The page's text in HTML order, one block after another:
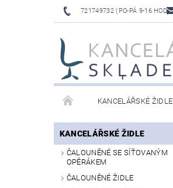
721749732 (PO-PÁ 9-16 HOD)
KANCELÁŘSKÉ ŽIDLE
LAVICE DO ČEKÁREN
KANCELÁŘSKÉ ŽIDLE
ČALOUNĚNÉ SE SÍŤOVANÝM
OPĚRÁKEM
ČALOUNĚNÉ ŽIDLE